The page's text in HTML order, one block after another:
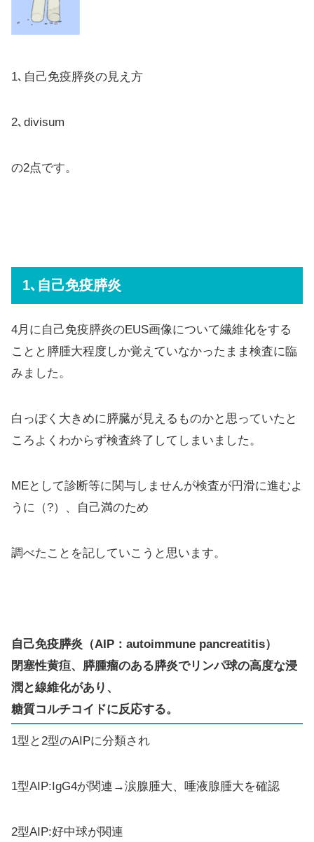
1､自己免疫膵炎の見え方
2､divisum
の2点です。
1､自己免疫膵炎
4月に自己免疫膵炎のEUS画像について繊維化をする
ことと膵腫大程度しか覚えていなかったまま検査に臨
みました。
白っぽく大きめに膵臓が見えるものかと思っていたと
ころよくわからず検査終了してしまいました。
MEとして診断等に関与しませんが検査が円滑に進むよ
うに（?）、自己満のため
調べたことを記していこうと思います。
自己免疫膵炎（AIP：autoimmune pancreatitis）
閉塞性黄疸、膵腫瘤のある膵炎でリンパ球の高度な浸
潤と線維化があり、
糖質コルチコイドに反応する。
1型と2型のAIPに分類され
1型AIP:IgG4が関連→涙腺腫大、唾液腺腫大を確認
2型AIP:好中球が関連